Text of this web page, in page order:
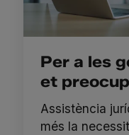
Per a les
et
Assistència
més la